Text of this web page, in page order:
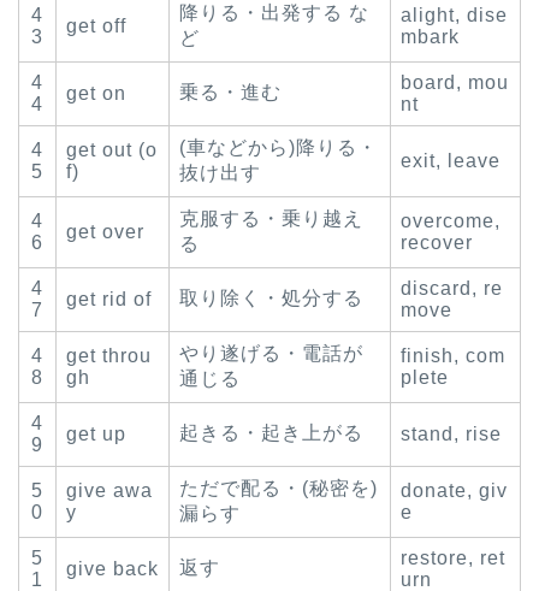
4
3
get off
降りる・出発する な
ど
alight, dise
mbark
4
4
get on 乗る・進む
board, mou
nt
4
5
get out (o
f)
(車などから)降りる・
抜け出す
exit, leave
4
6
get over
克服する・乗り越え
る
overcome,
recover
4
7
get rid of 取り除く・処分する
discard, re
move
4
8
get throu
gh
やり遂げる・電話が
通じる
finish, com
plete
4
9
get up 起きる・起き上がる stand, rise
5
0
give awa
y
ただで配る・(秘密を)
漏らす
donate, giv
e
5
1
give back 返す
restore, ret
urn